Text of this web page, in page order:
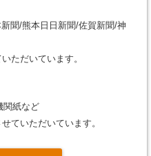
聞/熊本日日新聞/佐賀新聞/神
ただいています。
関紙など
ていただいています。